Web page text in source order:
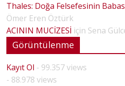
Thales: Doğa Felsefesinin
Ömer Eren Öztürk
ACININ MUCİZESİ için Sena
Görüntülenme
Kayıt Ol - 99.357 views
- 88.978 views